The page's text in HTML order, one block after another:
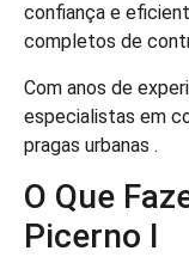
confiança e
completos de
Com anos de
especialistas em
pragas urbanas .
O Que
Picerno I